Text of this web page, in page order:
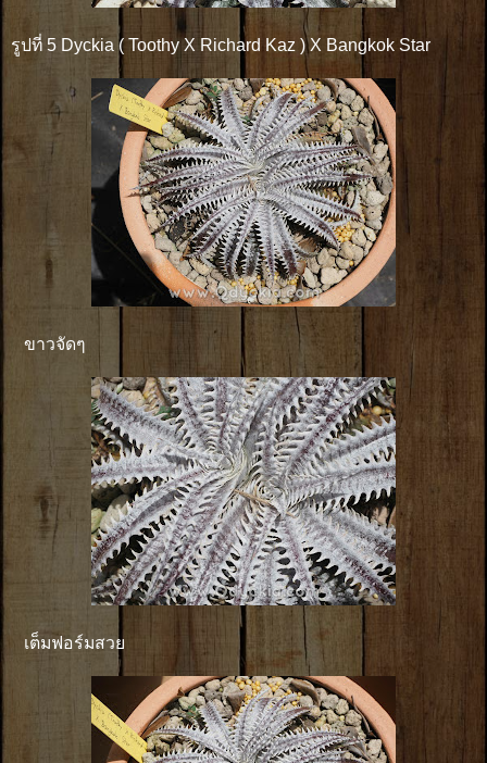
รูปที่ 5 Dyckia ( Toothy X Richard Kaz ) X Bangkok Star
ขาวจัดๆ
เต็มฟอร์มสวย